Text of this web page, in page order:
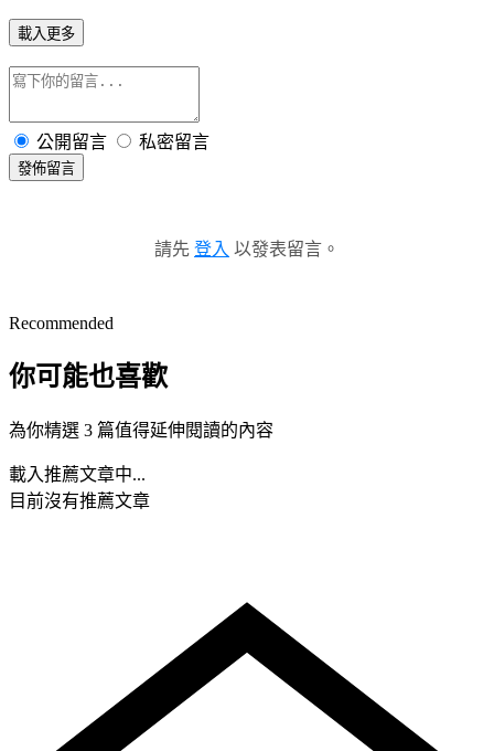
載入更多
公開留言 私密留言
發佈留言
請先 登入 以發表留言。
Recommended
你可能也喜歡
為你精選 3 篇值得延伸閱讀的內容
載入推薦文章中...
目前沒有推薦文章